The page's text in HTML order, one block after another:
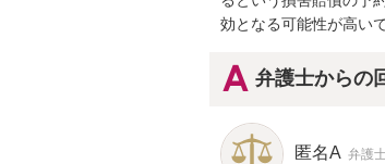
効となる可能性が高いで
弁護士からの
匿名A 弁護